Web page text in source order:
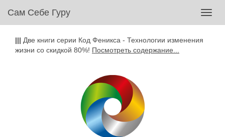
Сам Себе Гуру
||| Две книги серии Код Феникса - Технологии изменения
жизни со скидкой 80%! Посмотреть содержание...